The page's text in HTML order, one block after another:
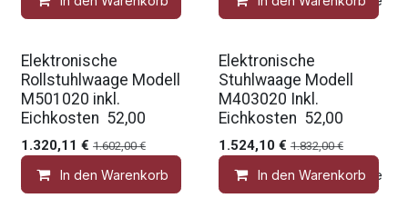
Elektronische
Rollstuhlwaage Modell
M501020 inkl.
Eichkosten  52,00
1.320,11 € 1.602,00€
In den Warenkorb Auf die Wunschliste
Elektronische
Stuhlwaage Modell
M403020 Inkl.
Eichkosten  52,00
1.524,10€ 1.832,00€
In den Warenkorb